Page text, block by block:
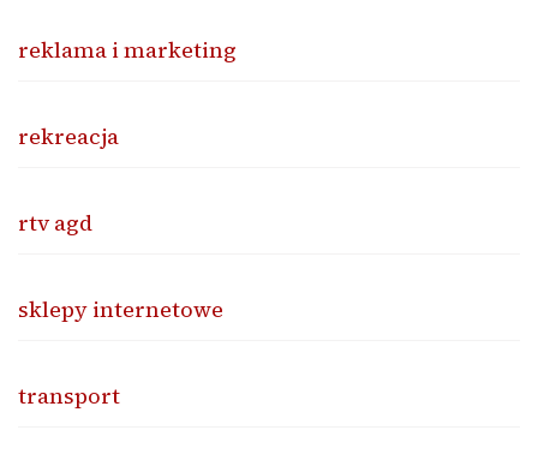
reklama i marketing
rekreacja
rtv agd
sklepy internetowe
transport